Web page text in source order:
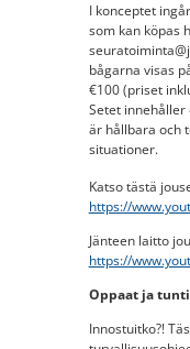
I konceptet
som kan köpas
bågarna visas
€100 (priset
Setet
är hållbara och
situationer.
Katso tästä
https://
Jänteen laitto
https://
Oppaat ja
Innostuitko?!